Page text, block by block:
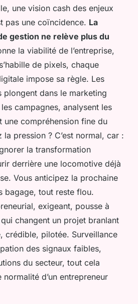
une vision cash des enjeux
pas une coïncidence. La
gestion ne relève plus du
la viabilité de l’entreprise,
de pixels, chaque
impose sa règle. Les
plongent dans le marketing
campagnes, analysent les
une compréhension fine du
la pression ? C’est normal, car :
la transformation
derrière une locomotive déjà
Vous anticipez la prochaine
bagage, tout reste flou.
exigeant, pousse à
changent un projet branlant
crédible, pilotée. Surveillance
des signaux faibles,
du secteur, tout cela
d’un entrepreneur